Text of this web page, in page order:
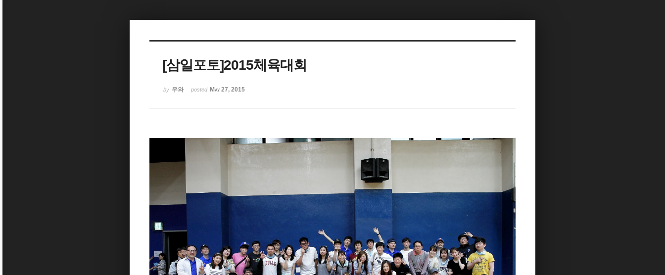
[삼일포토]2015체육대회
by 우와 posted May 27, 2015
Sketchbook5, 스케치북5
Sketchbook5, 스케치북5